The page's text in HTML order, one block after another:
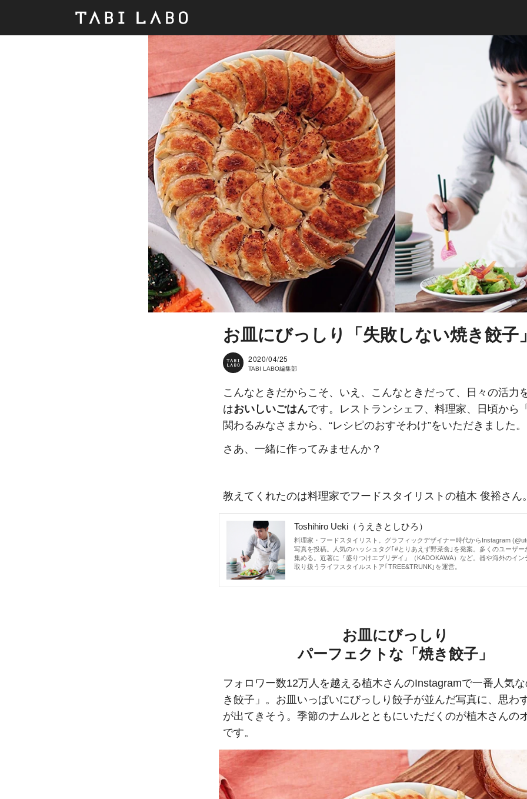
お皿にびっしり「失敗しない焼き餃子」
2020/04/25
TABI LABO編集部
こんなときだからこそ、いえ、こんなときだって、日々の活力
はおいしいごはんです。レストランシェフ、料理家、日頃から
関わるみなさまから、“レシピのおすそわけ”をいただきました。
さあ、一緒に作ってみませんか？
教えてくれたのは料理家でフードスタイリストの植木 俊裕さん。
Toshihiro Ueki（うえきとしひろ）
料理家・フードスタイリスト。グラフィックデザイナー時代からInstagram (
写真を投稿。人気のハッシュタグ｢#とりあえず野菜食｣を発案。多くのユーザー
集める。近著に『盛りつけエブリデイ』（KADOKAWA）など。器や海外のイン
取り扱うライフスタイルストア｢TREE&TRUNK｣を運営。
お皿にびっしり
パーフェクトな「焼き餃子」
フォロワー数12万人を越える植木さんのInstagramで一番人気
き餃子」。お皿いっぱいにびっしり餃子が並んだ写真に、思わ
が出てきそう。季節のナムルとともにいただくのが植木さんの
です。